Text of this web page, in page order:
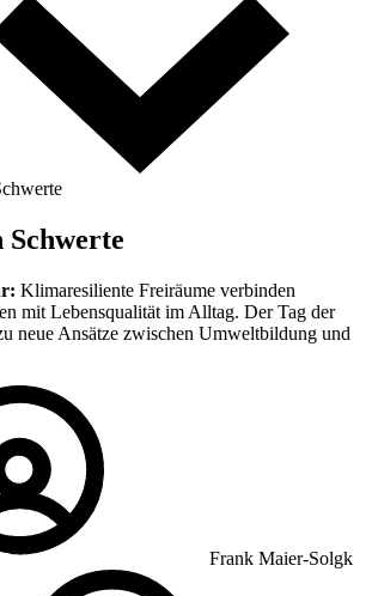
Klimaresiliente Freiräume verbinden
mit Lebensqualität im Alltag. Der Tag der
neue Ansätze zwischen Umweltbildung und
Frank Maier-Solgk